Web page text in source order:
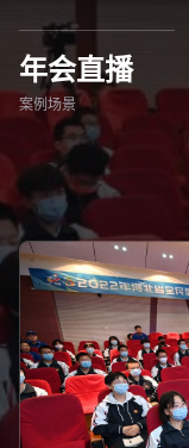
年会直播
案例场景